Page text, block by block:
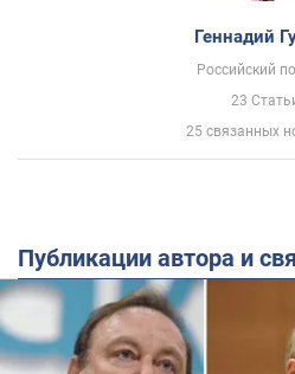
Геннадий
Российский
23
25 связанных
Публикации автора и